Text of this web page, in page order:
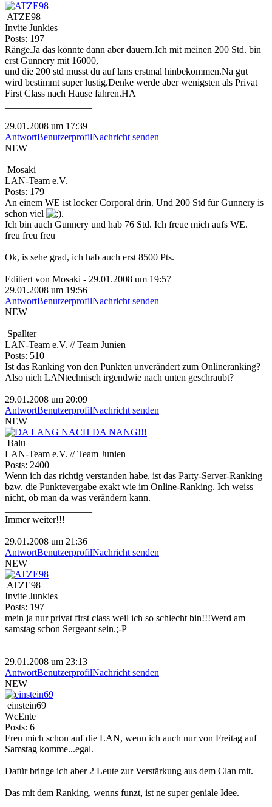
ATZE98
Invite Junkies
Posts: 197
Ränge.Ja das könnte dann aber dauern.Ich mit meinen 200 Std. bin
erst Gunnery mit 16000,
und die 200 std musst du auf lans erstmal hinbekommen.Na gut
wird bestimmt super lustig.Denke werde aber wenigsten als Privat
First Class nach Hause fahren.HA
29.01.2008 um 17:39
AntwortBenutzerprofilNachricht senden
NEW
Mosaki
LAN-Team e.V.
Posts: 179
An einem WE ist locker Corporal drin. Und 200 Std für Gunnery is
schon viel
.
Ich bin auch Gunnery und hab 76 Std. Ich freue mich aufs WE.
freu freu freu
Ok, is sehe grad, ich hab auch erst 8500 Pts.
Editiert von Mosaki - 29.01.2008 um 19:57
29.01.2008 um 19:56
AntwortBenutzerprofilNachricht senden
NEW
Spallter
LAN-Team e.V. // Team Junien
Posts: 510
Ist das Ranking von den Punkten unverändert zum Onlineranking?
Also nich LANtechnisch irgendwie nach unten geschraubt?
29.01.2008 um 20:09
AntwortBenutzerprofilNachricht senden
NEW
Balu
LAN-Team e.V. // Team Junien
Posts: 2400
Wenn ich das richtig verstanden habe, ist das Party-Server-Ranking
bzw. die Punktevergabe exakt wie im Online-Ranking. Ich weiss
nicht, ob man da was verändern kann.
Immer weiter!!!
29.01.2008 um 21:36
AntwortBenutzerprofilNachricht senden
NEW
ATZE98
Invite Junkies
Posts: 197
mein ja nur privat first class weil ich so schlecht bin!!!Werd am
samstag schon Sergeant sein.;-P
29.01.2008 um 23:13
AntwortBenutzerprofilNachricht senden
NEW
einstein69
WcEnte
Posts: 6
Freu mich schon auf die LAN, wenn ich auch nur von Freitag auf
Samstag komme...egal.
Dafür bringe ich aber 2 Leute zur Verstärkung aus dem Clan mit.
Das mit dem Ranking, wenns funzt, ist ne super geniale Idee.